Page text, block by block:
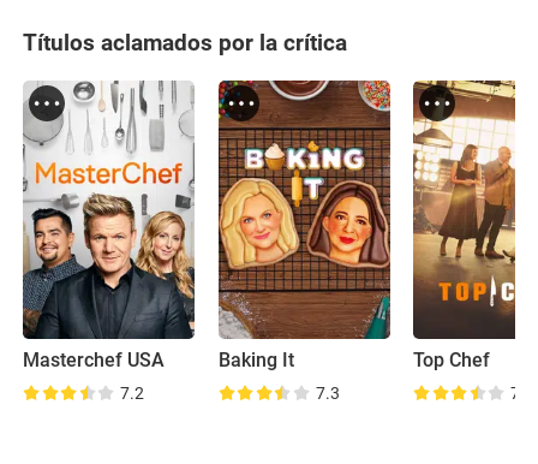
Títulos aclamados por la crítica
Masterchef USA
7.2
Baking It
7.3
Top Chef
7.8